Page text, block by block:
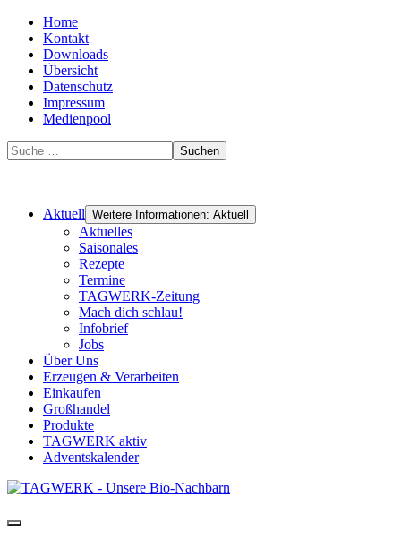
Home
Kontakt
Downloads
Übersicht
Datenschutz
Impressum
Medienpool
Suchen
Aktuell Weitere Informationen: Aktuell
Aktuelles
Saisonales
Rezepte
Termine
TAGWERK-Zeitung
Mach dich schlau!
Infobrief
Jobs
Über Uns
Erzeugen & Verarbeiten
Einkaufen
Großhandel
Produkte
TAGWERK aktiv
Adventskalender